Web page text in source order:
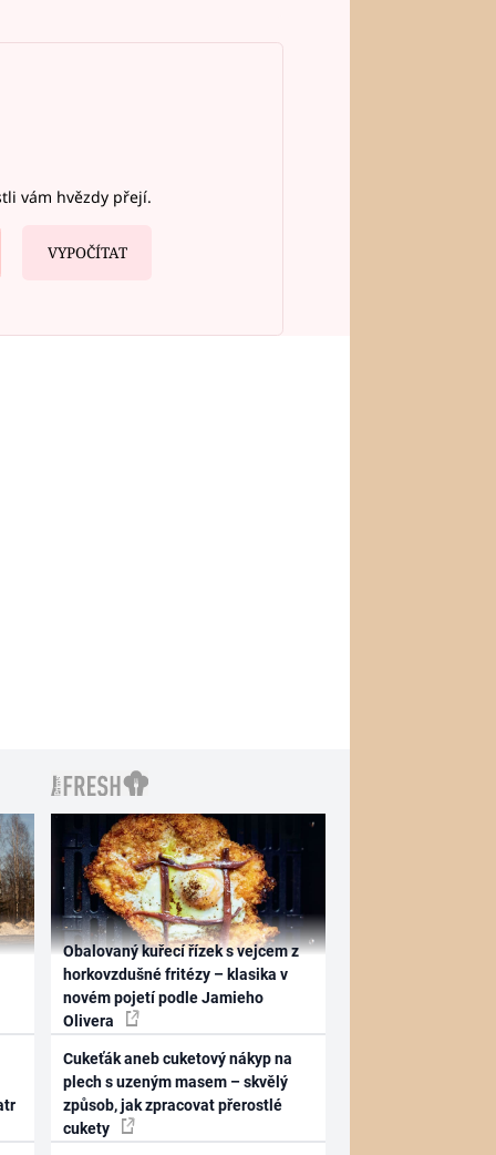
vám hvězdy přejí.
VYPOČÍTAT
Obalovaný kuřecí řízek s vejcem z
horkovzdušné fritézy – klasika v
novém pojetí podle Jamieho
Olivera
Cukeťák aneb cuketový nákyp na
plech s uzeným masem – skvělý
způsob, jak zpracovat přerostlé
cukety